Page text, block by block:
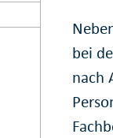
bei
nach